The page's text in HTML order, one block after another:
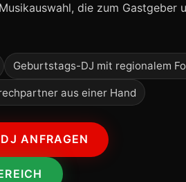
die zum Gastgeber
Geburtstags-DJ mit regionalem
aus einer Hand
ANFRAGEN